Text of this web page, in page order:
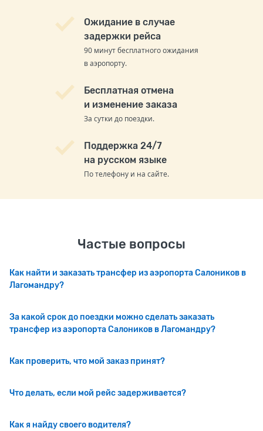
Ожидание в случае
задержки рейса
90 минут бесплатного ожидания
в аэропорту.
Бесплатная отмена
и изменение заказа
За сутки до поездки.
Поддержка 24/7
на русском языке
По телефону и на сайте.
Частые вопросы
Как найти и заказать трансфер из аэропорта Салоников в
Лагомандру?
За какой срок до поездки можно сделать заказать
трансфер из аэропорта Салоников в Лагомандру?
Как проверить, что мой заказ принят?
Что делать, если мой рейс задерживается?
Как я найду своего водителя?